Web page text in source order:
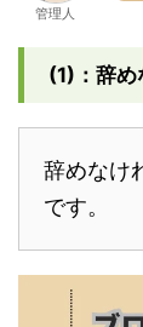
管理人
(1)：辞め
辞めなけ
です。